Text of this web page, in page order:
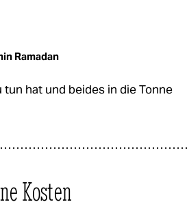
Ramadan
hat und beides in die Tonne
Kosten